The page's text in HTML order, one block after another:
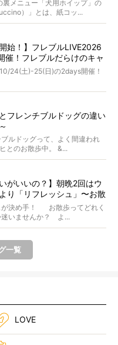
メニュー「犬用ホイップ」の
）」とは、紙コッ...
始！】フレブルLIVE2026
！フレブルだらけのキャ
ンも新登場!?
24(土)-25(日)の2days開催！
フレンチブルドッグの違い
ブルドッグって、よく間違われ
とのお散歩中。 &...
がいいの？】朝晩2回はウ
り「リフレッシュ」〜お散
き〜
が決め手！ お散歩ってどれく
迷いませんか？ よ...
一覧
LOVE